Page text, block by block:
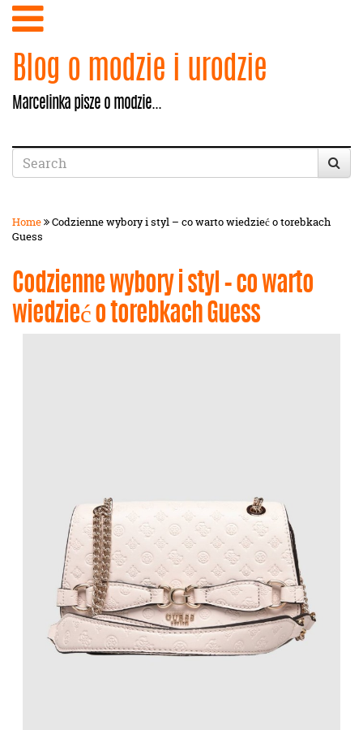
Blog o modzie i urodzie
Marcelinka pisze o modzie...
Home
Codzienne wybory i styl – co warto wiedzieć o torebkach
Guess
Codzienne wybory i styl – co warto
wiedzieć o torebkach Guess